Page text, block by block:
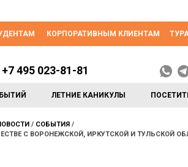
КОРПОРАТИВНЫМ КЛИЕНТАМ
ЛЕТНИЕ КАНИКУЛЫ
+7 495 023-81-81
СОБЫТИЯ
С ВОРОНЕЖСКОЙ, ИРКУТСКОЙ И ТУЛЬСКОЙ